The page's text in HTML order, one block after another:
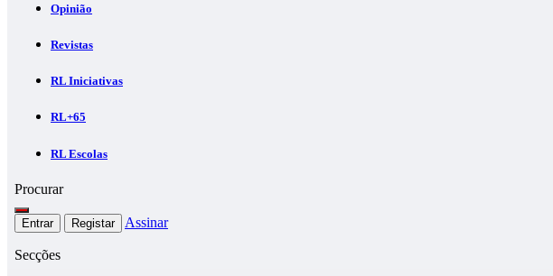
Opinião
Revistas
RL Iniciativas
RL+65
RL Escolas
Procurar
Entrar Registar Assinar
Secções